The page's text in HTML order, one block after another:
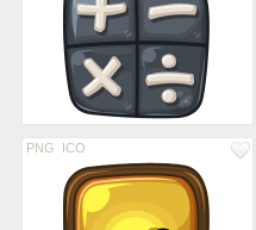
PNG ICO